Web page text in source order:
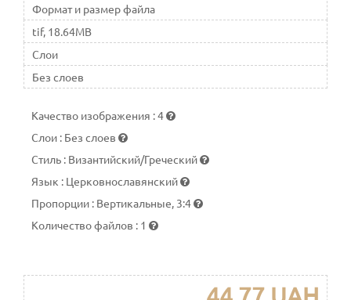
Формат и размер файла
tif, 18.64MB
Слои
Без слоев
Качество изображения :4
Слои : Без слоев
Стиль : Византийский/Греческий
Язык : Церковнославянский
Пропорции : Вертикальные, 3:4
Количество файлов : 1